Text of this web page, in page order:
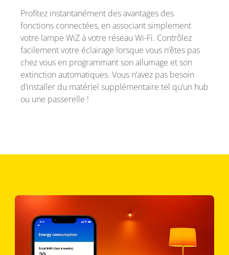
Profitez instantanément des avantages des
fonctions connectées, en associant simplement
votre lampe WiZ à votre réseau Wi-Fi. Contrôlez
facilement votre éclairage lorsque vous n’êtes pas
chez vous en programmant son allumage et son
extinction automatiques. Vous n’avez pas besoin
d’installer du matériel supplémentaire tel qu’un hub
ou une passerelle !